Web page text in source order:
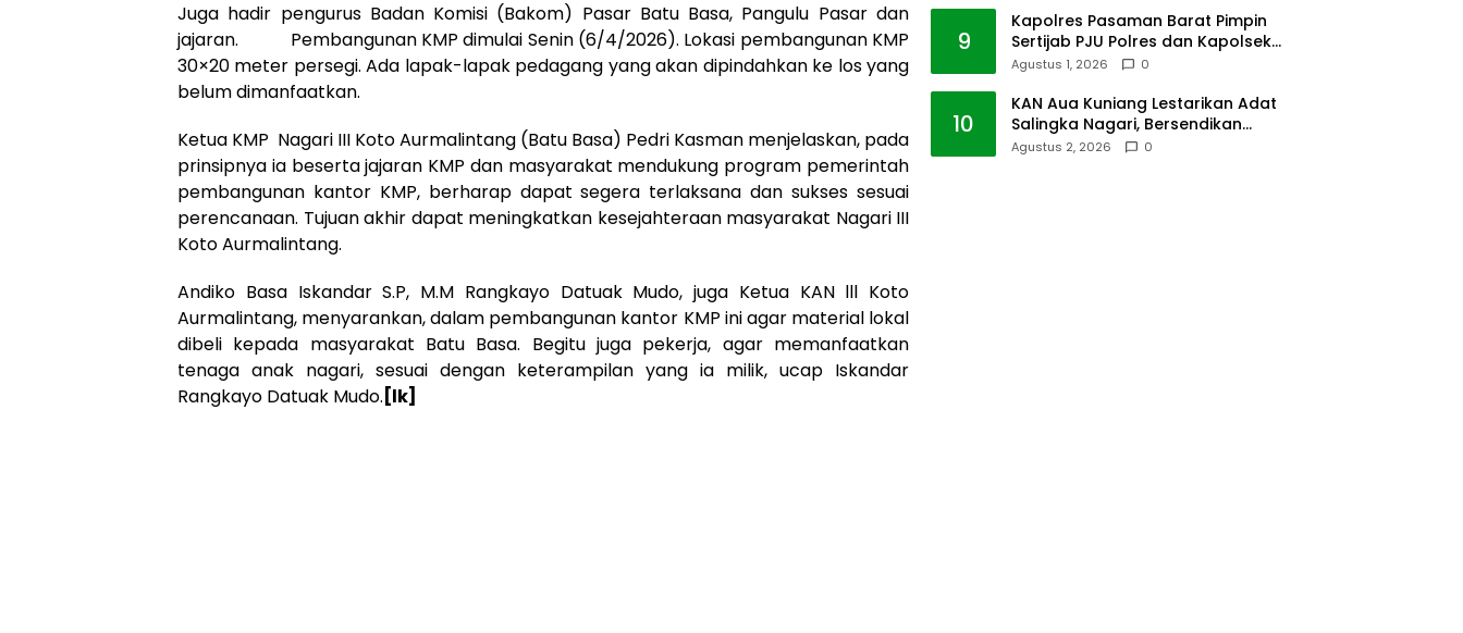
Juga hadir pengurus Badan Komisi (Bakom) Pasar Batu Basa, Pangulu Pasar dan
jajaran. Pembangunan KMP dimulai Senin (6/4/2026). Lokasi pembangunan KMP
30×20 meter persegi. Ada lapak-lapak pedagang yang akan dipindahkan ke los yang
belum dimanfaatkan.
Ketua KMP Nagari III Koto Aurmalintang (Batu Basa) Pedri Kasman menjelaskan, pada
prinsipnya ia beserta jajaran KMP dan masyarakat mendukung program pemerintah
pembangunan kantor KMP, berharap dapat segera terlaksana dan sukses sesuai
perencanaan. Tujuan akhir dapat meningkatkan kesejahteraan masyarakat Nagari III
Koto Aurmalintang.
Andiko Basa Iskandar S.P, M.M Rangkayo Datuak Mudo, juga Ketua KAN lll Koto
Aurmalintang, menyarankan, dalam pembangunan kantor KMP ini agar material lokal
dibeli kepada masyarakat Batu Basa. Begitu juga pekerja, agar memanfaatkan
tenaga anak nagari, sesuai dengan keterampilan yang ia milik, ucap Iskandar
Rangkayo Datuak Mudo. [lk]
9
Kapolres Pasaman Barat Pimpin
Sertijab PJU Polres dan Kapolsek
Sungai Beremas
Agustus 1, 2026 0
10
KAN Aua Kuniang Lestarikan Adat
Salingka Nagari, Bersendikan
Kitabullah
Agustus 2, 2026 0